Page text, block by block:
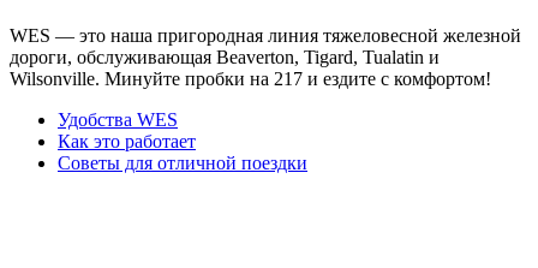
WES — это наша пригородная линия тяжеловесной железной
дороги, обслуживающая Beaverton, Tigard, Tualatin и
Wilsonville. Минуйте пробки на 217 и ездите с комфортом!
Удобства WES
Как это работает
Советы для отличной поездки